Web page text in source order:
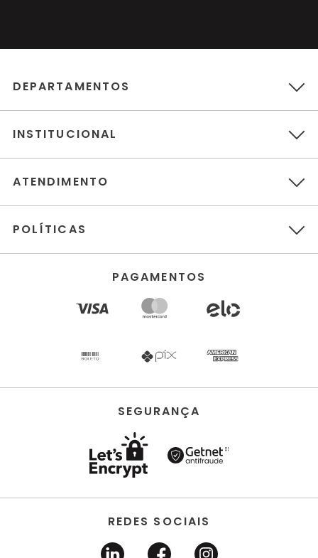
DEPARTAMENTOS
INSTITUCIONAL
ATENDIMENTO
POLÍTICAS
PAGAMENTOS
SEGURANÇA
REDES SOCIAIS